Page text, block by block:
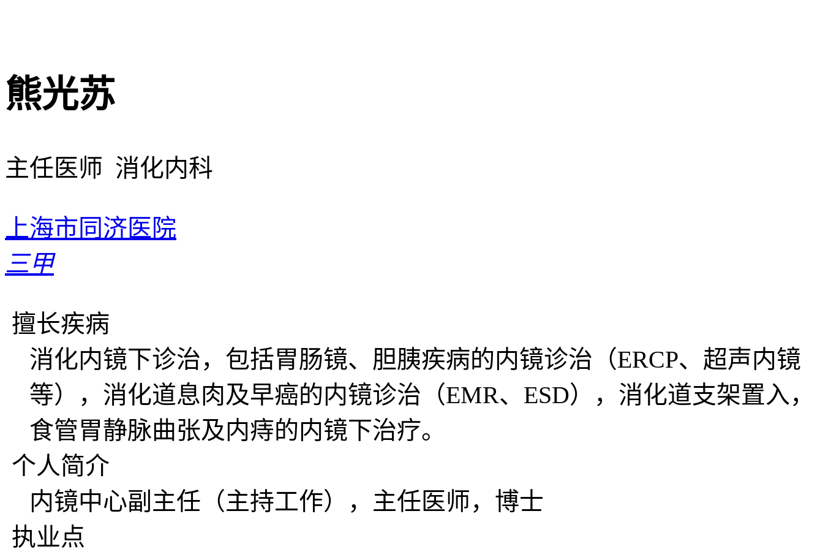
熊光苏
主任医师 消化内科
上海市同济医院
三甲
擅长疾病
消化内镜下诊治，包括胃肠镜、胆胰疾病的内镜诊治（ERCP、超声内镜
等），消化道息肉及早癌的内镜诊治（EMR、ESD），消化道支架置入，
食管胃静脉曲张及内痔的内镜下治疗。
个人简介
内镜中心副主任（主持工作），主任医师，博士
执业点